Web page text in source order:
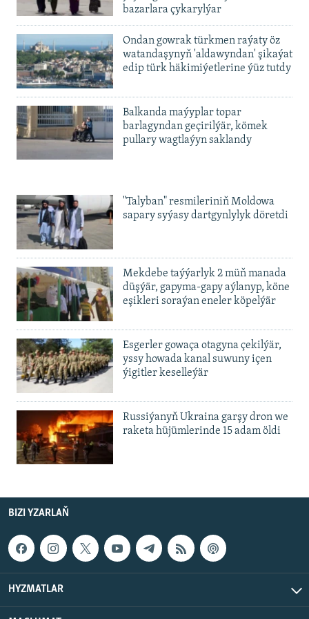
bazarlara çykarylýar
Ondan gowrak türkmen raýaty öz
watandaşynyň 'aldawyndan' şikaýat
edip türk häkimiýetlerine ýüz tutdy
Balkanda maýyplar topar
barlagyndan geçirilýär, kömek
pullary wagtlaýyn saklandy
"Talyban" resmileriniň Moldowa
sapary syýasy dartgynlylyk döretdi
Mekdebe taýýarlyk 2 müň manada
düşýär, gapyma-gapy aýlanyp, köne
eşikleri soraýan eneler köpelýär
Esgerler gowaça otagyna çekilýär,
yssy howada kanal suwuny içen
ýigitler keselleýär
Russiýanyň Ukraina garşy dron we
raketa hüjümlerinde 15 adam öldi
BIZI YZARLAŇ
HYZMATLAR